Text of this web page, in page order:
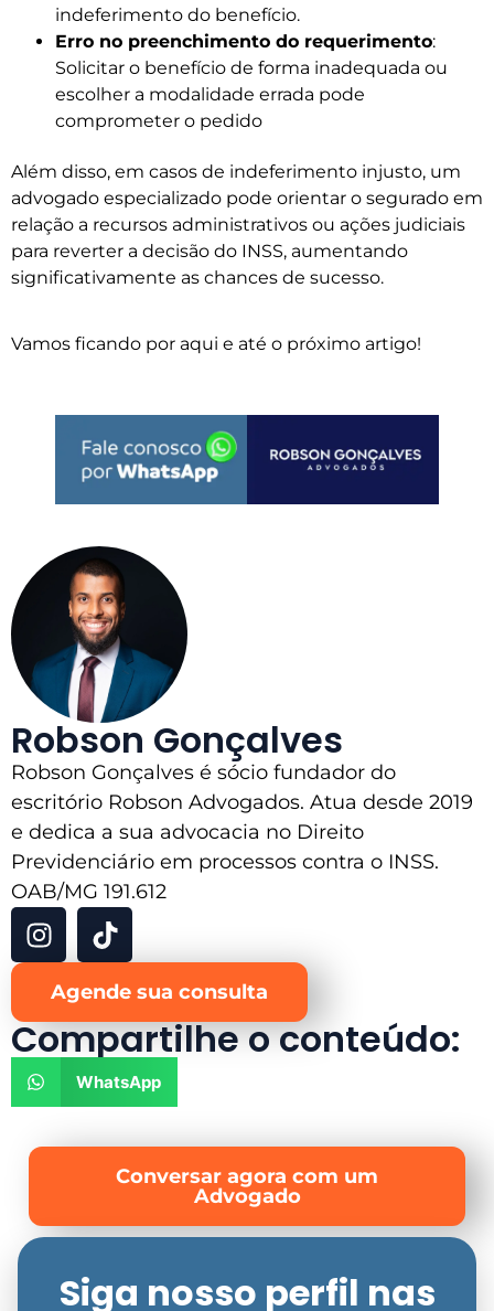
indeferimento do benefício.
Erro no preenchimento do requerimento:
Solicitar o benefício de forma inadequada ou
escolher a modalidade errada pode
comprometer o pedido
Além disso, em casos de indeferimento injusto, um
advogado especializado pode orientar o segurado em
relação a recursos administrativos ou ações judiciais
para reverter a decisão do INSS, aumentando
significativamente as chances de sucesso.
Vamos ficando por aqui e até o próximo artigo!
Robson Gonçalves
Robson Gonçalves é sócio fundador do
escritório Robson Advogados. Atua desde 2019
e dedica a sua advocacia no Direito
Previdenciário em processos contra o INSS.
OAB/MG 191.612
Agende sua consulta
Compartilhe o conteúdo:
WhatsApp
Conversar agora com um
Advogado
Siga nosso perfil nas